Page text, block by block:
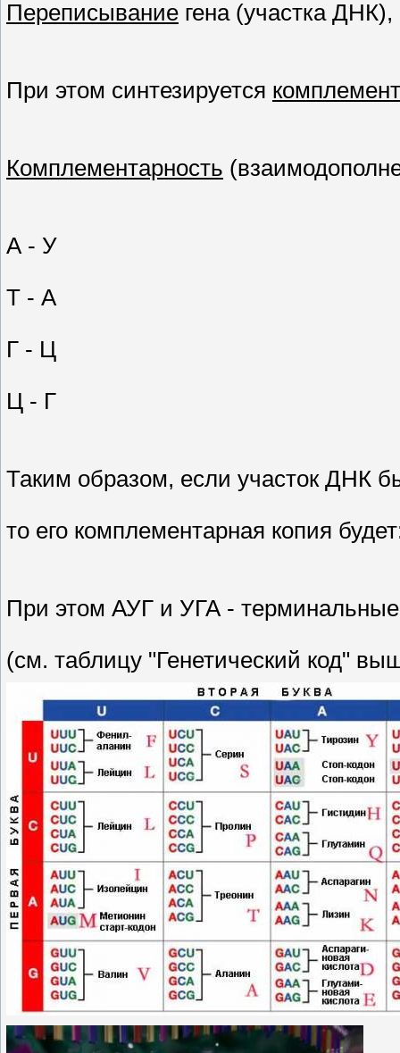
Переписывание гена (участка
При этом синтезируется
Комплементарность
А - У
Т - А
Г - Ц
Ц - Г
Таким образом, если участок ДНК
то его комплементарная копия
При этом АУГ и УГА -
(см. таблицу "Генетический код"